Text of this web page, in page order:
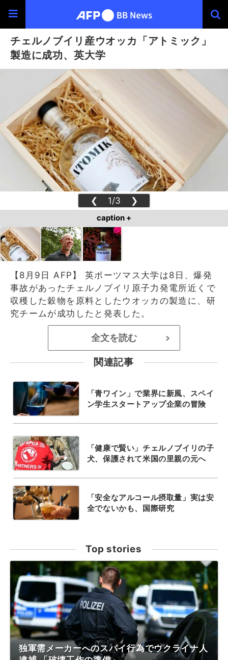
チェルノブイリ産ウオッカ「アトミック」
製造に成功、英大学
❮ 1/3 ❯
caption +
【8月9日 AFP】 英ポーツマス大学は8日、爆発
事故があったチェルノブイリ原子力発電所近くで
収穫した穀物を原料としたウオッカの製造に、研
究チームが成功したと発表した。
全文を読む >
関連記事
「青ワイン」で業界に新風、スペイ
ン学生スタートアップ企業の冒険
「健康で賢い」チェルノブイリの子
犬、保護されて米国の里親の元へ
「安全なアルコール摂取量」実は安
全でないかも、国際研究
Top stories
独軍需メーカーへのスパイ行為でウクライナ人